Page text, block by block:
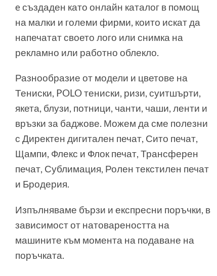
e създаден като онлайн каталог в помощ
на малки и големи фирми, които искат да
напечатат своето лого или снимка на
рекламно или работно облекло.
Разнообразие от модели и цветове на
Тениски, POLO тениски, ризи, суитшърти,
якета, блузи, потници, чанти, чаши, ленти и
връзки за баджове. Можем да сме полезни
с Директен дигитален печат, Сито печат,
Щампи, Флекс и Флок печат, Трансферен
печат, Сублимация, Ролен текстилен печат
и Бродерия.
Изпълняваме бързи и експресни поръчки, в
зависимост от натовареността на
машините към момента на подаване на
поръчката.